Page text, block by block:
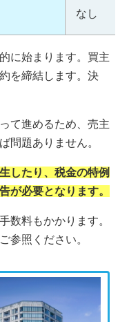
なし
に始まります。買主
を締結します。決
て進めるため、売主
問題ありません。
したり、税金の特例
が必要となります。
数料もかかります。
参照ください。